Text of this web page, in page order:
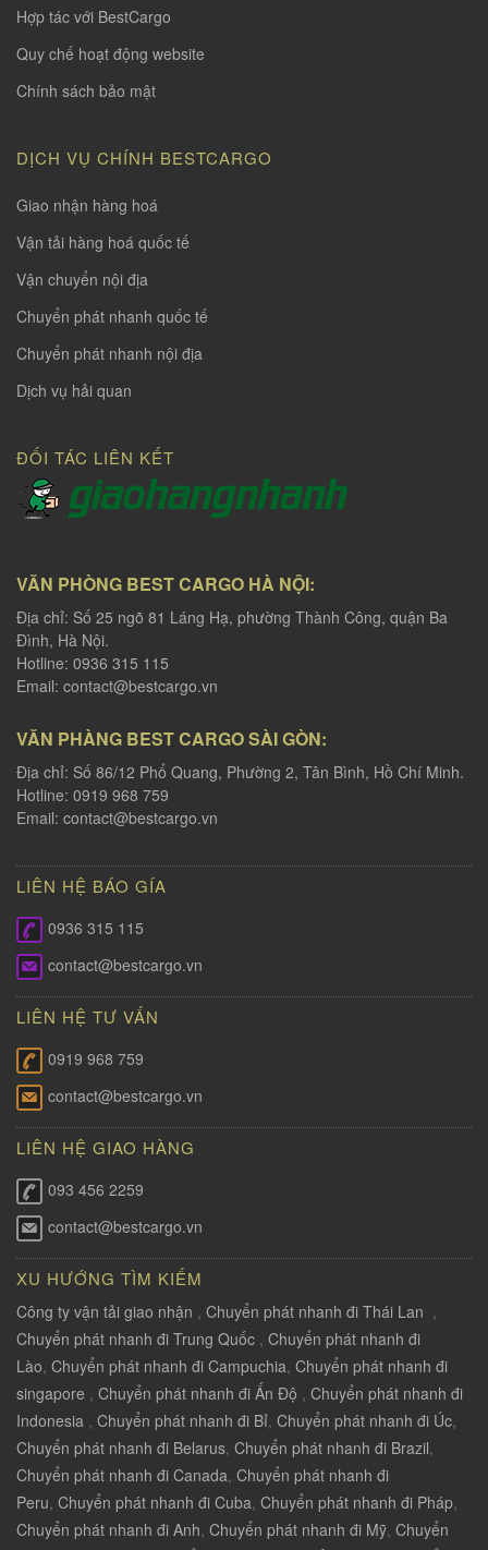
Hợp tác với BestCargo
Quy chế hoạt động website
Chính sách bảo mật
DỊCH VỤ CHÍNH BESTCARGO
Giao nhận hàng hoá
Vận tải hàng hoá quốc tế
Vận chuyển nội địa
Chuyển phát nhanh quốc tế
Chuyển phát nhanh nội địa
Dịch vụ hải quan
ĐỐI TÁC LIÊN KẾT
VĂN PHÒNG BEST CARGO HÀ NỘI:
Địa chỉ: Số 25 ngõ 81 Láng Hạ, phường Thành Công, quận Ba
Đình, Hà Nội.
Hotline: 0936 315 115
Email: contact@bestcargo.vn
VĂN PHÀNG BEST CARGO SÀI GÒN:
Địa chỉ: Số 86/12 Phổ Quang, Phường 2, Tân Bình, Hồ Chí Minh.
Hotline: 0919 968 759
Email: contact@bestcargo.vn
LIÊN HỆ BÁO GÍA
0936 315 115
contact@bestcargo.vn
LIÊN HỆ TƯ VẤN
0919 968 759
contact@bestcargo.vn
LIÊN HỆ GIAO HÀNG
093 456 2259
contact@bestcargo.vn
XU HƯỚNG TÌM KIẾM
Công ty vận tải giao nhận , Chuyển phát nhanh đi Thái Lan ,
Chuyển phát nhanh đi Trung Quốc , Chuyển phát nhanh đi
Lào, Chuyển phát nhanh đi Campuchia, Chuyển phát nhanh đi
singapore , Chuyển phát nhanh đi Ấn Độ , Chuyển phát nhanh đi
Indonesia , Chuyển phát nhanh đi Bỉ, Chuyển phát nhanh đi Úc,
Chuyển phát nhanh đi Belarus, Chuyển phát nhanh đi Brazil,
Chuyển phát nhanh đi Canada, Chuyển phát nhanh đi
Peru, Chuyển phát nhanh đi Cuba, Chuyển phát nhanh đi Pháp,
Chuyển phát nhanh đi Anh, Chuyển phát nhanh đi Mỹ, Chuyển